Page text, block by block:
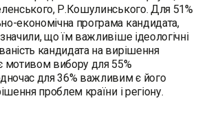
Р.Кошулинського. Для 51%
економічна програма кандидата,
що їм важливіше ідеологічні
кандидата на вирішення
мотивом вибору для 55%
для 36% важливим є його
проблем країни і регіону.